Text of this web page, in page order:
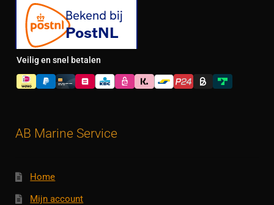
Veilig en snel betalen
AB Marine Service
Home
Mijn account